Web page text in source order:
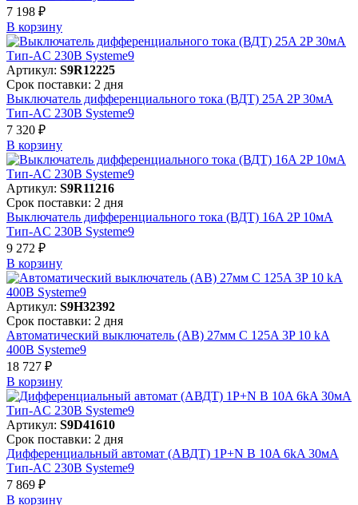
7 198 ₽
В корзинy
Артикул: S9R12225
Срок поставки: 2 дня
Выключатель дифференциального тока (ВДТ) 25A 2P 30мА
Тип-AC 230В Systeme9
7 320 ₽
В корзинy
Артикул: S9R11216
Срок поставки: 2 дня
Выключатель дифференциального тока (ВДТ) 16A 2P 10мА
Тип-AC 230В Systeme9
9 272 ₽
В корзинy
Артикул: S9H32392
Срок поставки: 2 дня
Автоматический выключатель (АВ) 27мм C 125A 3P 10 kA
400В Systeme9
18 727 ₽
В корзинy
Артикул: S9D41610
Срок поставки: 2 дня
Дифференциальный автомат (АВДТ) 1P+N B 10A 6kA 30мА
Тип-AC 230В Systeme9
7 869 ₽
В корзинy